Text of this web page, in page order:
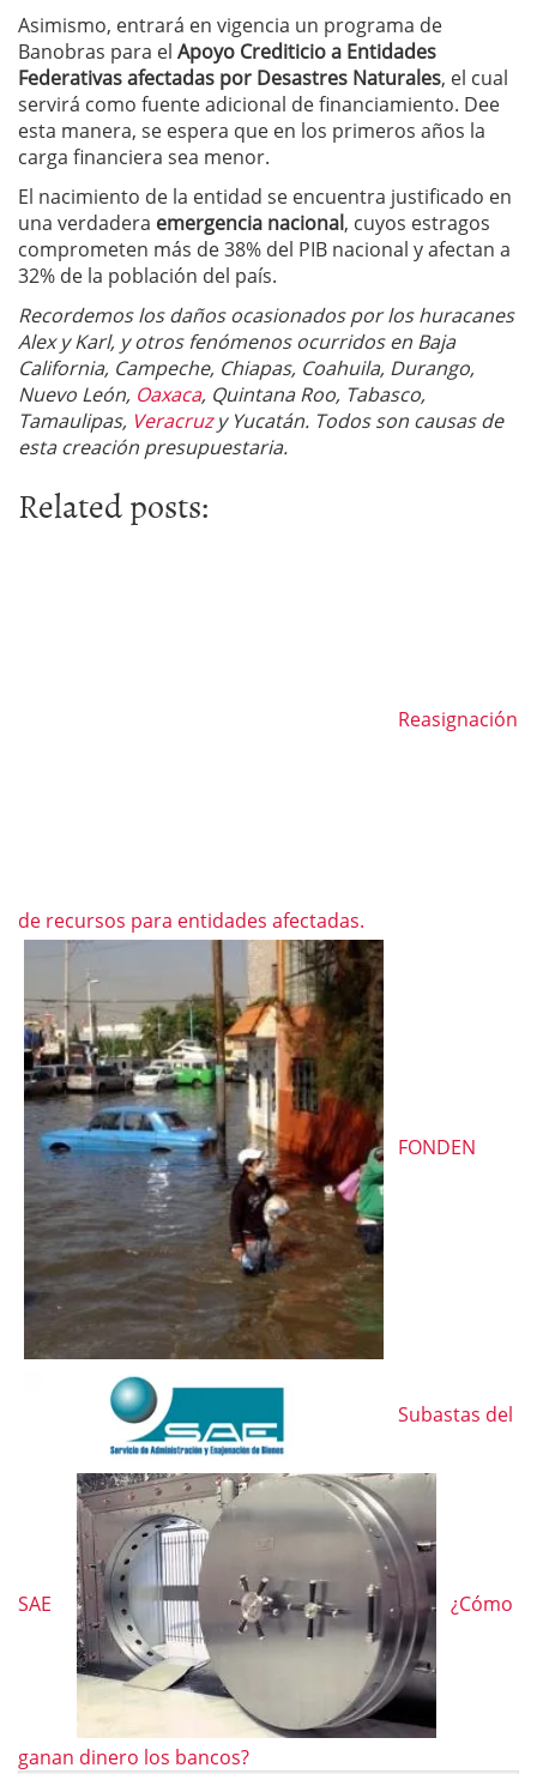
Asimismo, entrará en vigencia un programa de
Banobras para el Apoyo Crediticio a Entidades
Federativas afectadas por Desastres Naturales, el cual
servirá como fuente adicional de financiamiento. Dee
esta manera, se espera que en los primeros años la
carga financiera sea menor.
El nacimiento de la entidad se encuentra justificado en
una verdadera emergencia nacional, cuyos estragos
comprometen más de 38% del PIB nacional y afectan a
32% de la población del país.
Recordemos los daños ocasionados por los huracanes
Alex y Karl, y otros fenómenos ocurridos en Baja
California, Campeche, Chiapas, Coahuila, Durango,
Nuevo León, Oaxaca, Quintana Roo, Tabasco,
Tamaulipas, Veracruzy Yucatán. Todos son causas de
esta creación presupuestaria.
Related posts:
Reasignación
de recursos para entidades afectadas.
FONDEN
Subastas del
SAE ¿Cómo
ganan dinero los bancos?